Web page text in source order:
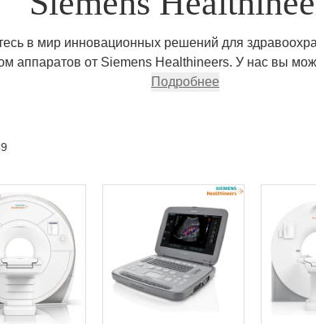
в мир инновационных решений для
аппаратов от Siemens Healthineers. У нас вы
аппараты Siemens Healthineers, обеспечивающие
для различных медицинских
оборудование Siemens Healthineers, чтобы
Подробнее